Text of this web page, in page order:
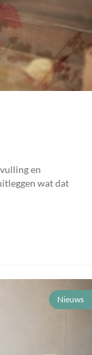
en
wat dat
Nieuws